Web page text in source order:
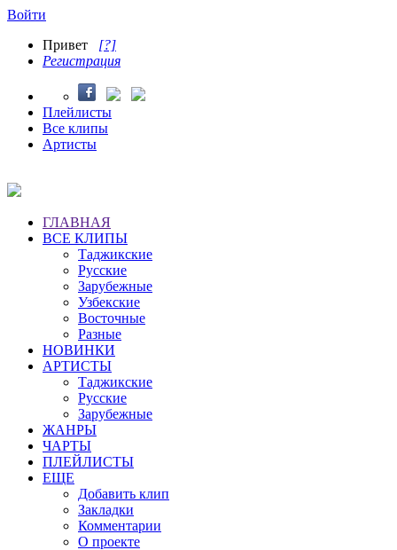
Войти
Привет [?]
Регистрация
Плейлисты
Все клипы
Артисты
ГЛАВНАЯ
ВСЕ КЛИПЫ
Таджикские
Русские
Зарубежные
Узбекские
Восточные
Разные
НОВИНКИ
АРТИСТЫ
Таджикские
Русские
Зарубежные
ЖАНРЫ
ЧАРТЫ
ПЛЕЙЛИСТЫ
ЕЩЕ
Добавить клип
Закладки
Комментарии
О проекте